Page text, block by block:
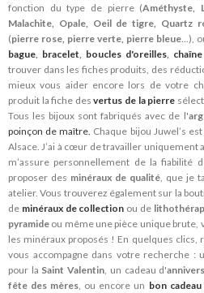
fonction du type de pierre (Améthyste,
Malachite, Opale, Oeil de tigre, Quartz
(pierre rose, pierre verte, pierre bleue...),
bague, bracelet, boucles d'oreilles,
trouver dans les fiches produits, des
mieux vous aider encore lors de votre
produit la fiche desvertus de la pierre
Tous les bijoux sont fabriqués avec de l'
poinçon de maître. Chaque bijou Juwel’s
Alsace. J’ai à cœur de travailler uniquement
m’assure personnellement de la fiabilité
proposer des minéraux de qualité, que je
atelier. Vous trouverez également sur la
de minéraux de collection ou de
pyramide ou même une pièce unique brute,
les minéraux proposés ! En quelques clics,
vous accompagne dans votre recherche :
pour la Saint Valentin, un cadeau d'
fête des mères, ou encore un bon cadeau